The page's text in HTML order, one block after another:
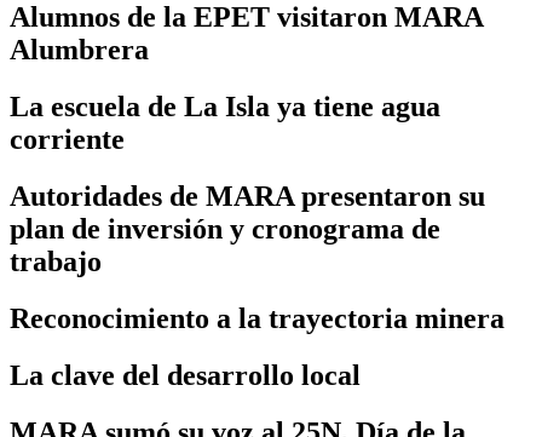
Alumnos de la EPET visitaron MARA
Alumbrera
La escuela de La Isla ya tiene agua
corriente
Autoridades de MARA presentaron su
plan de inversión y cronograma de
trabajo
Reconocimiento a la trayectoria minera
La clave del desarrollo local